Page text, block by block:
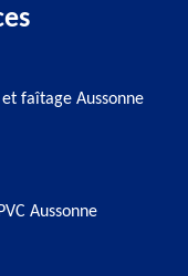
faîtage Aussonne
Aussonne